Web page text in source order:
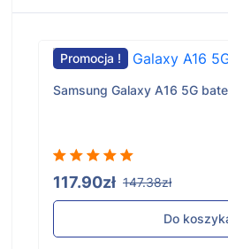
Promocja !
Samsung Galaxy A16 5G
117.90zł 147.38zł
Do